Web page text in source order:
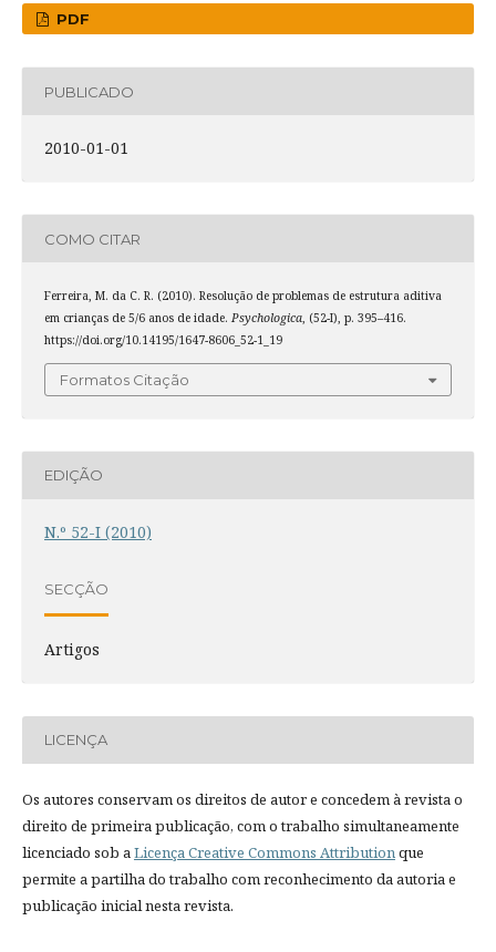
PDF
PUBLICADO
2010-01-01
COMO CITAR
Ferreira, M. da C. R. (2010). Resolução de problemas de estrutura aditiva
em crianças de 5/6 anos de idade. Psychologica, (52-I), p. 395–416.
https://doi.org/10.14195/1647-8606_52-1_19
Formatos Citação
EDIÇÃO
N.º 52-I (2010)
SECÇÃO
Artigos
LICENÇA
Os autores conservam os direitos de autor e concedem à revista o
direito de primeira publicação, com o trabalho simultaneamente
licenciado sob aLicença Creative Commons Attributionque
permite a partilha do trabalho com reconhecimento da autoria e
publicação inicial nesta revista.